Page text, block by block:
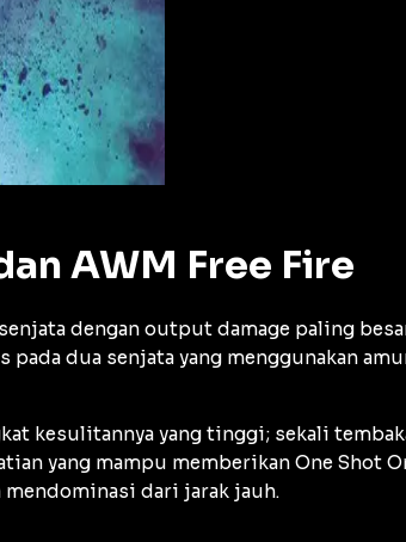
AWM Free Fire
dengan output damage paling
pada dua senjata yang menggunakan
kesulitannya yang tinggi; sekali
yang mampu memberikan One Shot
mendominasi dari jarak jauh.